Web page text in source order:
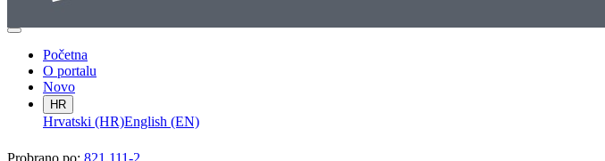
Početna
O portalu
Novo
HR
Hrvatski (HR)English (EN)
Probrano po: 821.111-2